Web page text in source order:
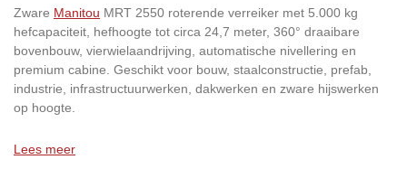
Zware Manitou MRT 2550 roterende verreiker met 5.000 kg
hefcapaciteit, hefhoogte tot circa 24,7 meter, 360° draaibare
bovenbouw, vierwielaandrijving, automatische nivellering en
premium cabine. Geschikt voor bouw, staalconstructie, prefab,
industrie, infrastructuurwerken, dakwerken en zware hijswerken
op hoogte.
Lees meer